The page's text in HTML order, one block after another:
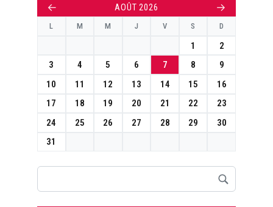
← AOÛT 2026 →
L M M J V S D
1
2
3
4 5 6 7 8
9
10
11 12 13 14 15
16
17
18 19 20 21 22
23
24
25 26 27 28 29
30
31